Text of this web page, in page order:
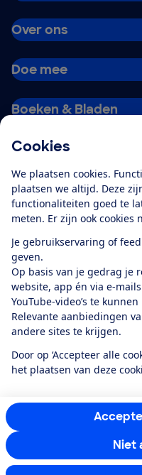
Cookies
We plaatsen cookies.
plaatsen we altijd. Deze
functionaliteiten goed te
meten. Er zijn ook cookies
Je gebruikservaring of
geven.
Op basis van je gedrag je
website, app én via e-
YouTube-video’s te
Relevante aanbiedingen
andere sites te krijgen.
Door op ‘Accepteer alle
het plaatsen van deze
Niet
Over ons
Doe mee
Boeken & Bladen
Alles
app
Algemene
Cookiebeleid
RSS-
12.901consumenten